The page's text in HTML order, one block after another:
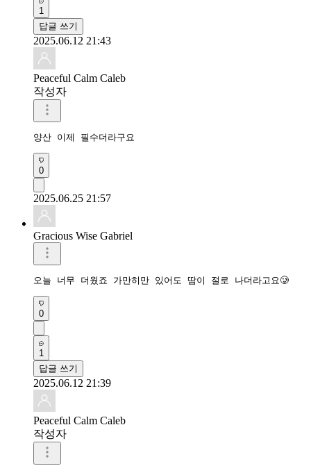
1
답글 쓰기
2025.06.12 21:43
Peaceful Calm Caleb
작성자
양산 이제 필수더라구요
0
2025.06.25 21:57
Gracious Wise Gabriel
오늘 너무 더웠죠 가만히만 있어도 땀이 절로 나더라고요🥲
0
1
답글 쓰기
2025.06.12 21:39
Peaceful Calm Caleb
작성자